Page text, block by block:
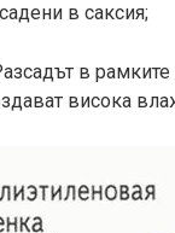
в саксия;
в
висока